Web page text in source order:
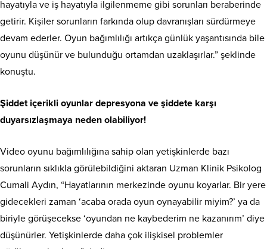
hayatıyla ve iş hayatıyla ilgilenmeme gibi sorunları beraberinde
getirir. Kişiler sorunların farkında olup davranışları sürdürmeye
devam ederler. Oyun bağımlılığı artıkça günlük yaşantısında bile
oyunu düşünür ve bulunduğu ortamdan uzaklaşırlar.” şeklinde
konuştu.
Şiddet içerikli oyunlar depresyona ve şiddete karşı
duyarsızlaşmaya neden olabiliyor!
Video oyunu bağımlılığına sahip olan yetişkinlerde bazı
sorunların sıklıkla görülebildiğini aktaran Uzman Klinik Psikolog
Cumali Aydın, “Hayatlarının merkezinde oyunu koyarlar. Bir yere
gidecekleri zaman ‘acaba orada oyun oynayabilir miyim?’ ya da
biriyle görüşecekse ‘oyundan ne kaybederim ne kazanırım’ diye
düşünürler. Yetişkinlerde daha çok ilişkisel problemler